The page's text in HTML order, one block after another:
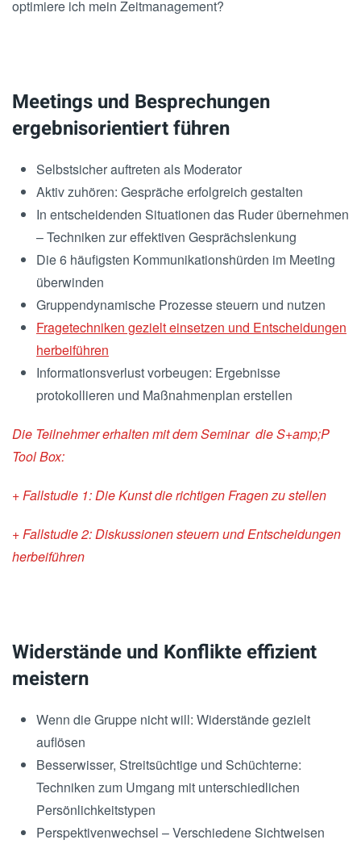
optimiere ich mein Zeitmanagement?
Meetings und Besprechungen
ergebnisorientiert führen
Selbstsicher auftreten als Moderator
Aktiv zuhören: Gespräche erfolgreich gestalten
In entscheidenden Situationen das Ruder übernehmen
– Techniken zur effektiven Gesprächslenkung
Die 6 häufigsten Kommunikationshürden im Meeting
überwinden
Gruppendynamische Prozesse steuern und nutzen
Fragetechniken gezielt einsetzen und Entscheidungen
herbeiführen
Informationsverlust vorbeugen: Ergebnisse
protokollieren und Maßnahmenplan erstellen
Die Teilnehmer erhalten mit dem Seminar die S+amp;P
Tool Box:
+ Fallstudie 1: Die Kunst die richtigen Fragen zu stellen
+ Fallstudie 2: Diskussionen steuern und Entscheidungen
herbeiführen
Widerstände und Konflikte effizient
meistern
Wenn die Gruppe nicht will: Widerstände gezielt
auflösen
Besserwisser, Streitsüchtige und Schüchterne:
Techniken zum Umgang mit unterschiedlichen
Persönlichkeitstypen
Perspektivenwechsel – Verschiedene Sichtweisen